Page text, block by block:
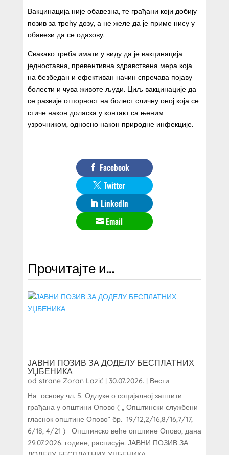
Вакцинација није обавезна, те грађани који добију
позив за трећу дозу, а не желе да је приме нису у
обавези да се одазову.
Свакако треба имати у виду да је вакцинација
једноставна, превентивна здравствена мера која
на безбедан и ефективан начин спречава појаву
болести и чува животе људи. Циљ вакцинације да
се развије отпорност на болест сличну оној која се
стиче након доласка у контакт са њеним
узрочником, односно након природне инфекције.
Facebook
Twitter
LinkedIn
Email
Прочитајте и…
ЈАВНИ ПОЗИВ ЗА ДОДЕЛУ БЕСПЛАТНИХ
УЏБЕНИКА
od strane Zoran Lazić| 30.07.2026. | Вести
На основу чл. 5. Одлуке о социјалној заштити
грађана у општини Опово ( „ Општински службени
гласнок општине Опово“ бр. 19/12,2/16,8/16,7/17,
6/18, 4/21 ) Општинско веће општине Опово, дана
29.07.2026. године, расписује: ЈАВНИ ПОЗИВ ЗА